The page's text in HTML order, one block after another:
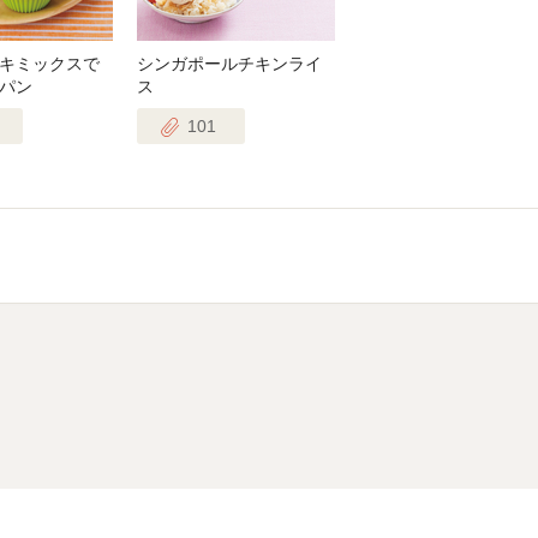
ミックスで
ン
シンガポールチキンライ
ス
101